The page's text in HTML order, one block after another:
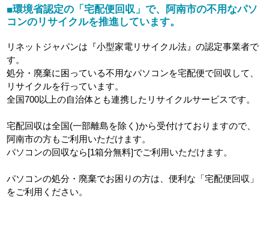
■環境省認定の「宅配便回収」で、阿南市の不用なパソ
コンのリサイクルを推進しています。
リネットジャパンは『小型家電リサイクル法』の認定事業者で
す。
処分・廃棄に困っている不用なパソコンを宅配便で回収して、
リサイクルを行っています。
全国700以上の自治体とも連携したリサイクルサービスです。
宅配回収は全国(一部離島を除く)から受付けておりますので、
阿南市の方もご利用いただけます。
パソコンの回収なら[1箱分無料]でご利用いただけます。
パソコンの処分・廃棄でお困りの方は、便利な「宅配便回収」
をご利用ください。